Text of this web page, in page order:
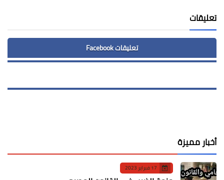
تعليقات
تعليقات Facebook
أخبار مميزة
17 فبراير 2023